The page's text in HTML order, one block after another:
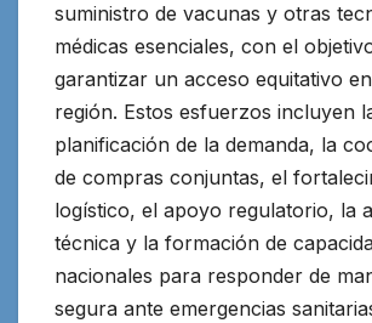
suministro de vacunas y otras
médicas esenciales, con el
garantizar un acceso equitativo
región. Estos esfuerzos incluyen
planificación de la demanda, la
de compras conjuntas, el
logístico, el apoyo regulatorio, la
técnica y la formación de
nacionales para responder de
segura ante emergencias